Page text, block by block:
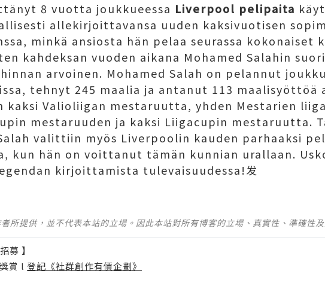
8 vuotta joukkueessa Liverpool pelipaita
allekirjoittavansa uuden kaksivuotisen
minkä ansiosta hän pelaa seurassa kokonaiset
kahdeksan vuoden aikana Mohamed Salahin
arvoinen. Mohamed Salah on pelannut
tehnyt 245 maalia ja antanut 113 maalisyöttöä
kaksi Valioliigan mestaruutta, yhden Mestarien
mestaruuden ja kaksi Liigacupin mestaruutta.
valittiin myös Liverpoolin kauden parhaaksi
kun hän on voittanut tämän kunnian urallaan.
kirjoittamista tulevaisuudessa!发
所提供，並不代表本站的立場。因此本站對所有博客的立場、真實性、準確性
募 】
賞 l 登記《社群創作有價企劃》